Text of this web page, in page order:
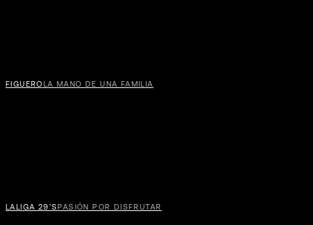
FIGUERO LA MANO DE UNA FAMILIA
LALIGA 29’SPASIÓN POR DISFRUTAR